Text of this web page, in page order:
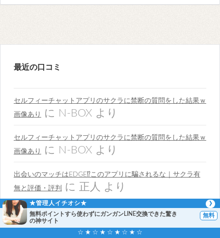
最近の口コミ
セルフィーチャットアプリのサクラに禁断の質問をした結果ｗ
画像あり
に N-BOX より
セルフィーチャットアプリのサクラに禁断の質問をした結果ｗ
画像あり
に N-BOX より
出会いのマッチはEDGE⁉︎このアプリに騙されるな｜サクラ有
無と評価・評判
に 正人 より
【絶対見て！】ご近所・近場GPS出会いアプリ被害者続出！位
置情報出会い系アプリ即ハメやセフレに喝！！
★管理人イチオシ★
無料ポイントすら使わずにガンガンLINE交換できた驚き
の神サイト
☆ ★ ☆ ★ ☆ ★ ☆ ★ ☆